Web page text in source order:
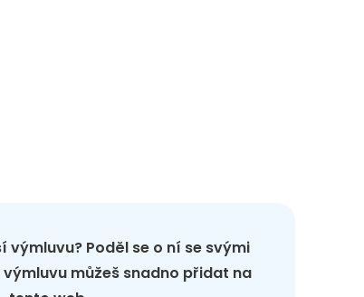
výmluvu? Poděl se o ní se svými
můžeš snadno přidat na